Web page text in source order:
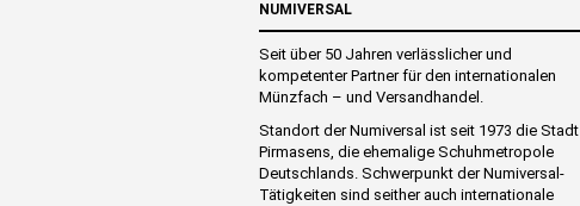
NUMIVERSAL
Seit über 50 Jahren verlässlicher und
kompetenter Partner für den internationalen
Münzfach – und Versandhandel.
Standort der Numiversal ist seit 1973 die Stadt
Pirmasens, die ehemalige Schuhmetropole
Deutschlands. Schwerpunkt der Numiversal-
Tätigkeiten sind seither auch internationale